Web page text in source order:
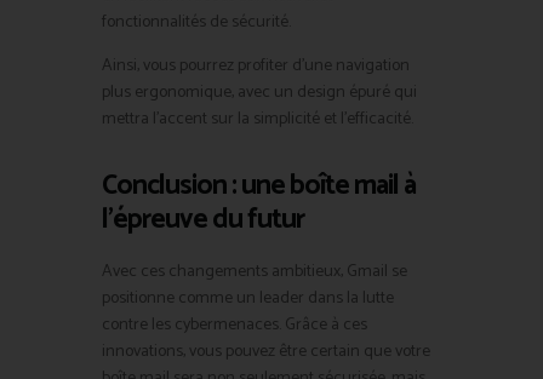
fonctionnalités de sécurité.
Ainsi, vous pourrez profiter d’une navigation
plus ergonomique, avec un design épuré qui
mettra l’accent sur la simplicité et l’efficacité.
Conclusion : une boîte mail à
l’épreuve du futur
Avec ces changements ambitieux, Gmail se
positionne comme un leader dans la lutte
contre les cybermenaces. Grâce à ces
innovations, vous pouvez être certain que votre